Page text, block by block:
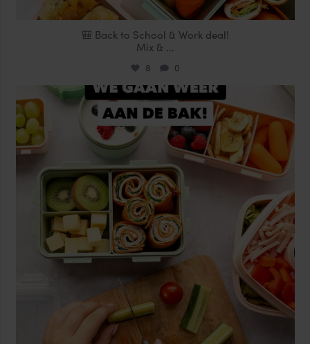
🎒 Back to School & Work deal!
Mix & ...
8 0
locklocknl
Aug 14